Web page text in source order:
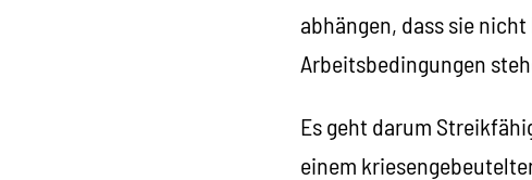
abhängen, dass sie
Arbeitsbedingungen
Es geht darum
einem